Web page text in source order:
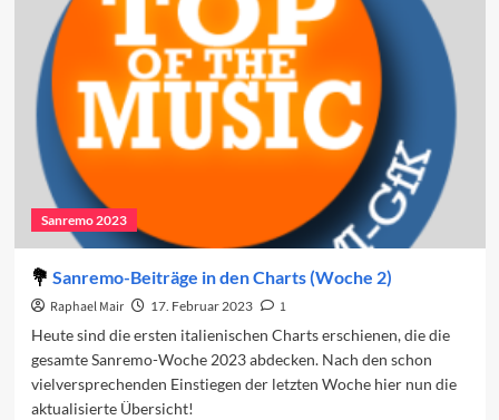
in
den
Charts
(Woche
3)
Sanremo 2023
Sanremo-Beiträge in den Charts (Woche 2)
Raphael Mair 17. Februar 2023
1
Heute sind die ersten italienischen Charts erschienen, die die
gesamte Sanremo-Woche 2023 abdecken. Nach den schon
vielversprechenden Einstiegen der letzten Woche hier nun die
aktualisierte Übersicht!